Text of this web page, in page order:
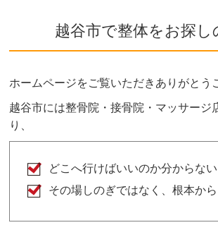
ご希望や症状によりボキボキする
が、痛みを感じないよう熟練した
ボキボキが苦手な方はお気軽にご
越谷市で整体をお探し
ホームページをご覧いただきありがとう
越谷市には整骨院・接骨院・マッサージ
り、
どこへ行けばいいのか分からな
その場しのぎではなく、根本か